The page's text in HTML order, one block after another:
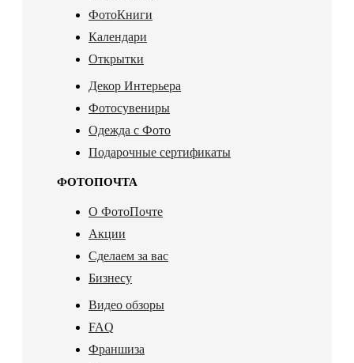
ФотоКниги
Календари
Открытки
Декор Интерьера
Фотосувениры
Одежда с Фото
Подарочные сертификаты
ФОТОПОЧТА
О ФотоПочте
Акции
Сделаем за вас
Бизнесу
Видео обзоры
FAQ
Франшиза